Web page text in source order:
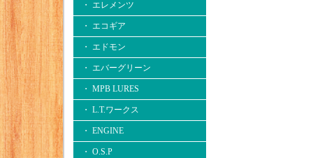
・ エレメンツ
・ エコギア
・ エドモン
・ エバーグリーン
・ MPB LURES
・ L.T.ワークス
・ ENGINE
・ O.S.P